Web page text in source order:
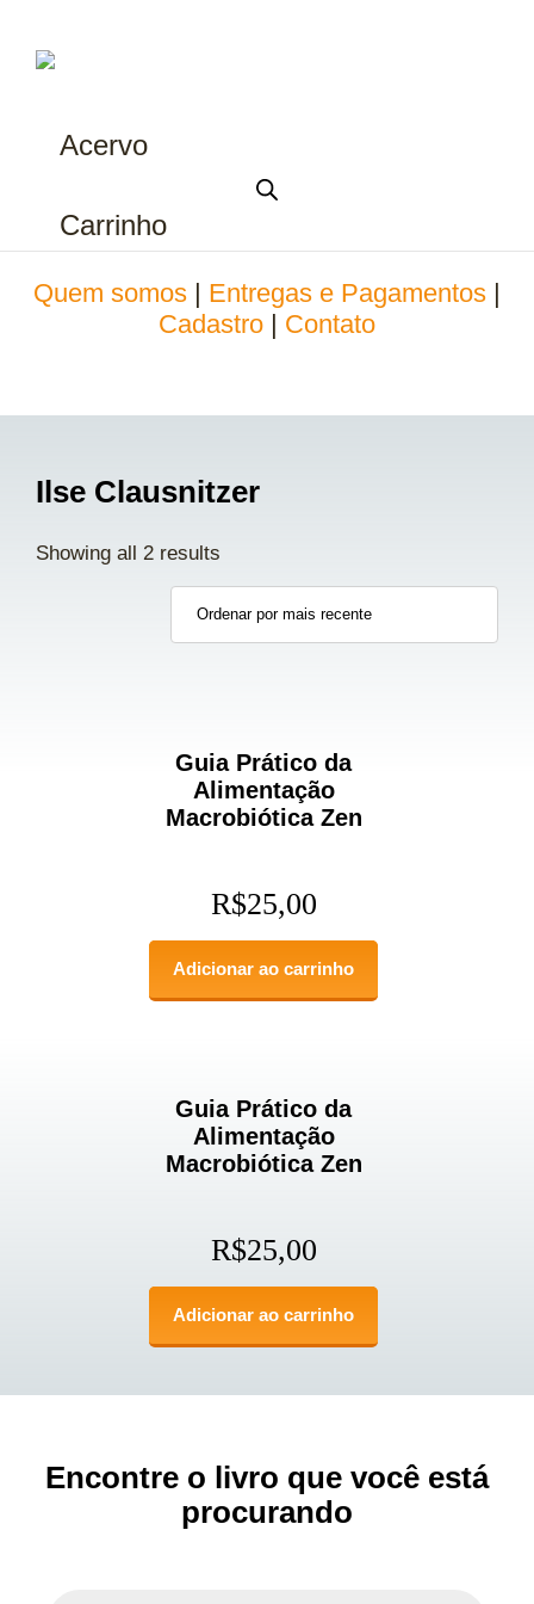
Acervo
Carrinho
Quem somos Entregas e Pagamentos
Cadastro
Contato
Ilse Clausnitzer
Showing all 2 results
Guia Prático da
Alimentação
Macrobiótica Zen
R$25,00
Adicionar ao carrinho
Guia Prático da
Alimentação
Macrobiótica Zen
R$25,00
Adicionar ao carrinho
Encontre o livro que você está
procurando